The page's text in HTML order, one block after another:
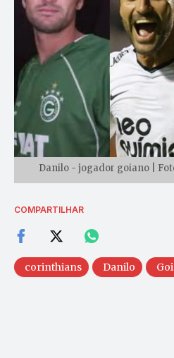
Danilo - jogador goiano |
COMPARTILHAR
corinthians Danilo